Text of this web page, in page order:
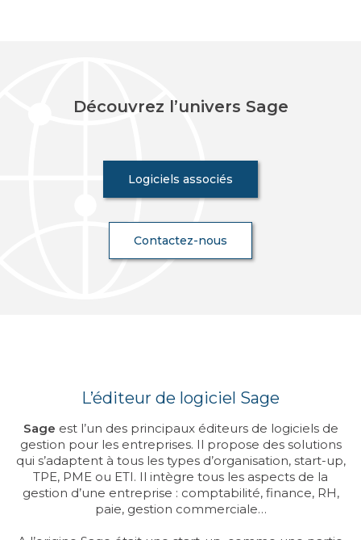
Découvrez l’univers Sage
Logiciels associés
Contactez-nous
L’éditeur de logiciel Sage
Sage est l’un des principaux éditeurs de logiciels de
gestion pour les entreprises. Il propose des solutions
qui s’adaptent à tous les types d’organisation, start-up,
TPE, PME ou ETI. Il intègre tous les aspects de la
gestion d’une entreprise : comptabilité, finance, RH,
paie, gestion commerciale…